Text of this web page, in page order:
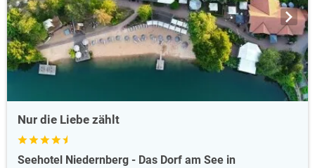
Nur die Liebe zählt
Seehotel Niedernberg - Das Dorf am See in